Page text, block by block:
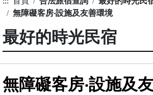
無障礙客房‧設施及友善環境
最好的時光民宿
無障礙客房‧設施及